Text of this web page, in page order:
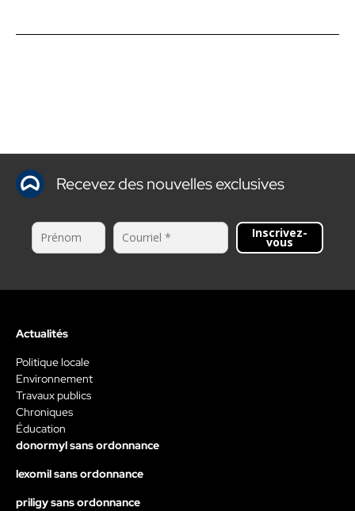
Recevez des nouvelles exclusives
Inscrivez-
vous
Actualités
Politique locale
Environnement
Travaux publics
Chroniques
Éducation
donormyl sans ordonnance
lexomil sans ordonnance
priligy sans ordonnance